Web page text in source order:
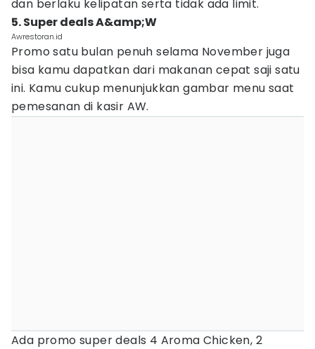
dan berlaku kelipatan serta tidak ada limit.
5. Super deals A&amp;W
Awrestoran.id
Promo satu bulan penuh selama November juga
bisa kamu dapatkan dari makanan cepat saji satu
ini. Kamu cukup menunjukkan gambar menu saat
pemesanan di kasir AW.
Ada promo super deals 4 Aroma Chicken, 2